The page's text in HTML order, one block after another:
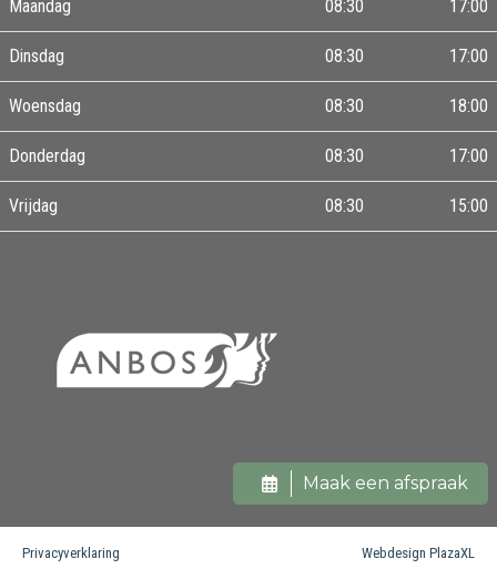
Maandag 08:30 17:00
Dinsdag 08:30 17:00
Woensdag 08:30 18:00
Donderdag 08:30 17:00
Vrijdag 08:30 15:00
Maak een afspraak
Privacyverklaring Webdesign PlazaXL